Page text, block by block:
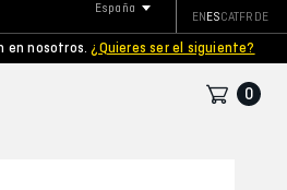
en nosotros.¿Quieres ser el siguiente?
España
ENESCATFR DE
0